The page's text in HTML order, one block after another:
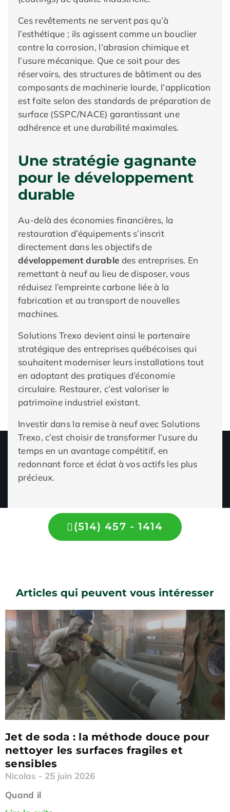
Ces revêtements ne servent pas qu’à
l’esthétique ; ils agissent comme un bouclier
contre la corrosion, l’abrasion chimique et
l’usure mécanique. Que ce soit pour des
réservoirs, des structures de bâtiment ou des
composants de machinerie lourde, l’application
est faite selon des standards de préparation de
surface (SSPC/NACE) garantissant une
adhérence et une durabilité maximales.
Une stratégie gagnante
pour le développement
durable
Au-delà des économies financières, la
restauration d’équipements s’inscrit
directement dans les objectifs de
développement durable des entreprises. En
remettant à neuf au lieu de disposer, vous
réduisez l’empreinte carbone liée à la
fabrication et au transport de nouvelles
machines.
Solutions Trexo devient ainsi le partenaire
stratégique des entreprises québécoises qui
souhaitent moderniser leurs installations tout
en adoptant des pratiques d’économie
circulaire. Restaurer, c’est valoriser le
patrimoine industriel existant.
Investir dans la remise à neuf avec Solutions
Trexo, c’est choisir de transformer l’usure du
temps en un avantage compétitif, en
redonnant force et éclat à vos actifs les plus
précieux.
(514) 457 - 1414
Articles qui peuvent vous intéresser
Jet de soda : la méthode douce pour
nettoyer les surfaces fragiles et
sensibles
Nicolas
25 juin 2026
Quand il